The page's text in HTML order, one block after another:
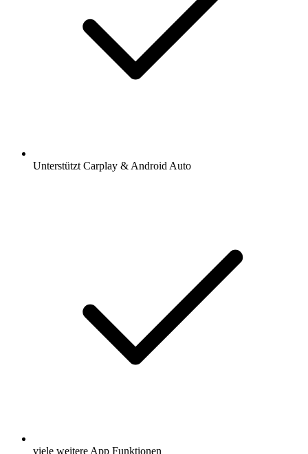
Unterstützt Carplay & Android Auto
viele weitere App Funktionen